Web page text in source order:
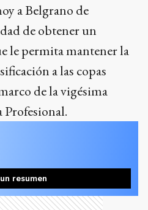
a Belgrano de
de obtener un
le permita mantener la
a las copas
de la vigésima
Profesional.
resumen